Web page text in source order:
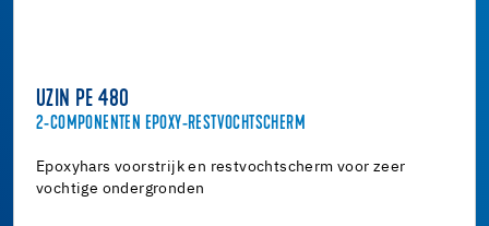
UZIN PE 480
2-COMPONENTEN EPOXY-RESTVOCHTSCHERM
Epoxyhars voorstrijk en restvochtscherm voor zeer
vochtige ondergronden